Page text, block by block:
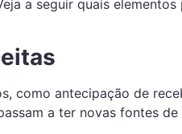
a seguir quais
como antecipação de
a ter novas fontes de